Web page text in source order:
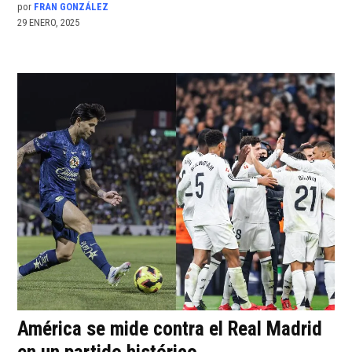
por FRAN GONZÁLEZ
29 ENERO, 2025
América se mide contra el Real Madrid